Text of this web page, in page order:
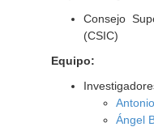
Consejo
(CSIC)
Equipo:
Ángel